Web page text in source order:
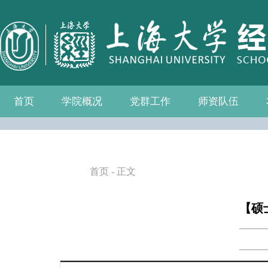
首页 学院概况
学院介绍 学院简介
发展历程
历任院长
现任领导
组织机构
学院愿景
党群工作
党务公开
党的建设
群众团体 工会
青联会
妇委会
退管会
学院制度
师资队伍
教师名录
人事专栏
招聘信息
博士后流动站
首页 - 正文
【